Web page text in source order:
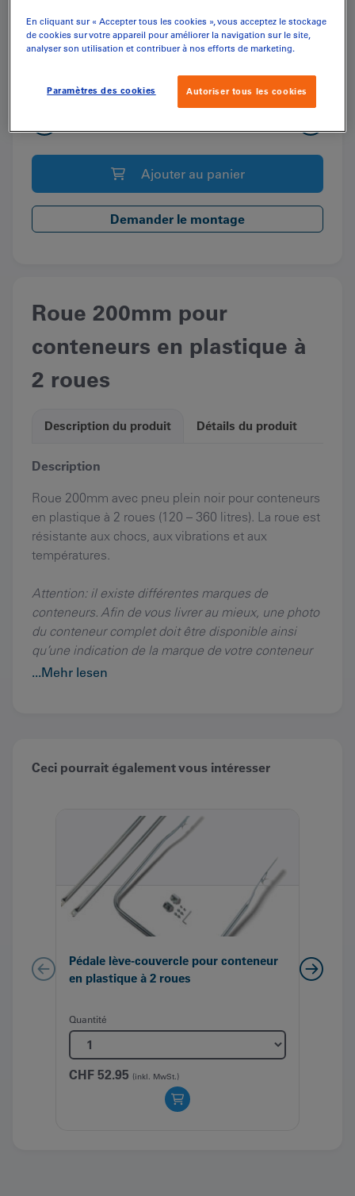
CHF28.10
200mm
conteneurs
en
roues
Ajouter au panier
Demander le montage
Roue 200mm pour
conteneurs en plastique à
2 roues
Description du produit Détails du produit
Description
Roue 200mm avec pneu plein noir pour conteneurs
en plastique à 2 roues (120 – 360 litres). La roue est
résistante aux chocs, aux vibrations et aux
températures.
Attention: il existe différentes marques de
conteneurs. Afin de vous livrer au mieux, une photo
du conteneur complet doit être disponible ainsi
qu’une indication de la marque de votre conteneur
actuel.
...Mehr lesen
Ceci pourrait également vous intéresser
Pédale lève-couvercle pour conteneur
en plastique à 2 roues
Quantité
CHF 52.95 (inkl. MwSt.)
En cliquant sur « Accepter tous les cookies », vous acceptez le stockage
de cookies sur votre appareil pour améliorer la navigation sur le site,
analyser son utilisation et contribuer à nos efforts de marketing.
Autoriser tous les cookies
Paramètres des cookies